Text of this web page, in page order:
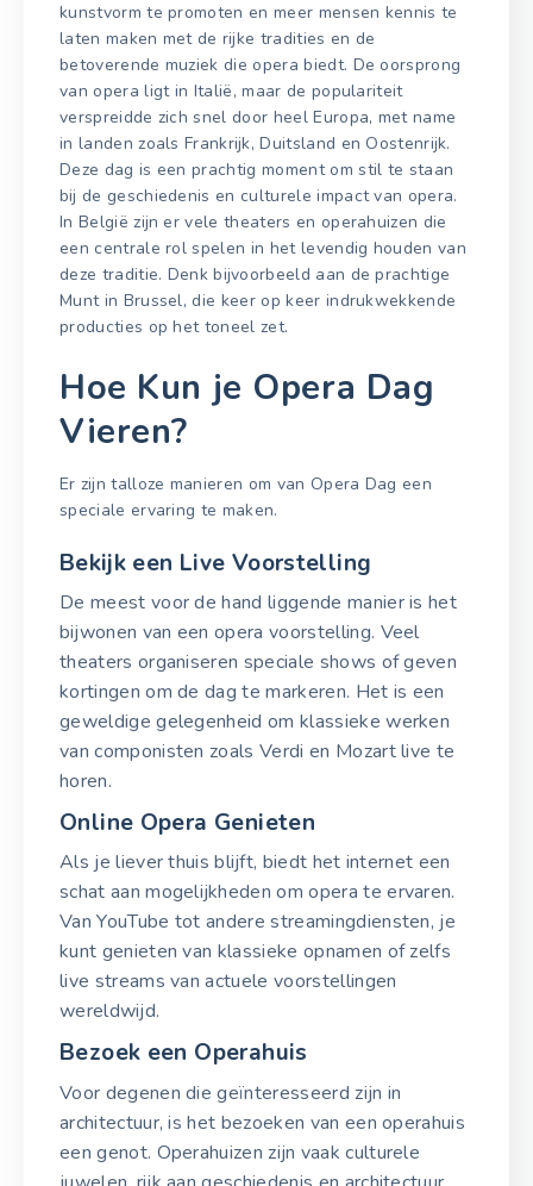
kunstvorm te promoten en meer mensen kennis te
laten maken met de rijke tradities en de
betoverende muziek die opera biedt. De oorsprong
van opera ligt in Italië, maar de populariteit
verspreidde zich snel door heel Europa, met name
in landen zoals Frankrijk, Duitsland en Oostenrijk.
Deze dag is een prachtig moment om stil te staan
bij de geschiedenis en culturele impact van opera.
In België zijn er vele theaters en operahuizen die
een centrale rol spelen in het levendig houden van
deze traditie. Denk bijvoorbeeld aan de prachtige
Munt in Brussel, die keer op keer indrukwekkende
producties op het toneel zet.
Hoe Kun je Opera Dag
Vieren?
Er zijn talloze manieren om van Opera Dag een
speciale ervaring te maken.
Bekijk een Live Voorstelling
De meest voor de hand liggende manier is het
bijwonen van een opera voorstelling. Veel
theaters organiseren speciale shows of geven
kortingen om de dag te markeren. Het is een
geweldige gelegenheid om klassieke werken
van componisten zoals Verdi en Mozart live te
horen.
Online Opera Genieten
Als je liever thuis blijft, biedt het internet een
schat aan mogelijkheden om opera te ervaren.
Van YouTube tot andere streamingdiensten, je
kunt genieten van klassieke opnamen of zelfs
live streams van actuele voorstellingen
wereldwijd.
Bezoek een Operahuis
Voor degenen die geïnteresseerd zijn in
architectuur, is het bezoeken van een operahuis
een genot. Operahuizen zijn vaak culturele